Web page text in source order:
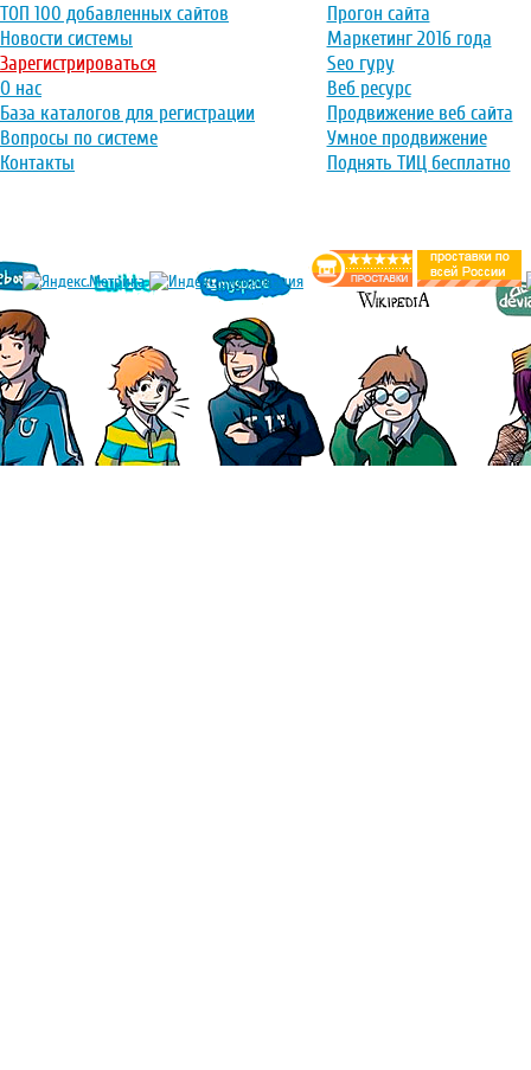
ТОП 100 добавленных сайтов
Новости системы
Зарегистрироваться
О нас
База каталогов для регистрации
Вопросы по системе
Контакты
Прогон сайта
Маркетинг 2016 года
Seo гуру
Веб ресурс
Продвижение веб сайта
Умное продвижение
Поднять ТИЦ бесплатно